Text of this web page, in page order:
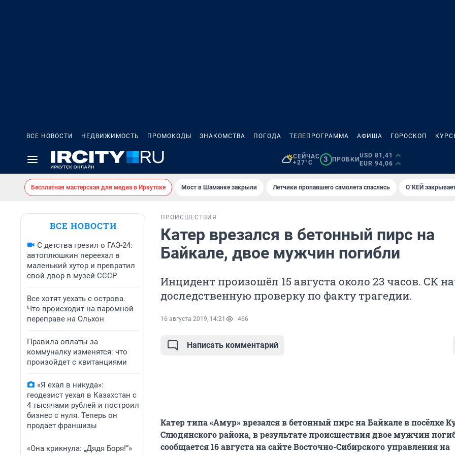
ВСЕ НОВОСТИ НЕДВИЖИМОСТЬ ПРОМОКОДЫ ЗНАКОМСТВА ПОГОДА ТЕЛЕПРОГРАММА АФИША ГОРОСКОП
СЕЙЧАС
+27°C
3 ПРОБКИ
USD 81,41
EUR 94,06
Бесплатная мастерская для медиа в Иркутске Мост в Шаманке закрыли Летчики пропавшего самолета спаслись О`КЕЙ
ВСЕ НОВОСТИ
С детства грезил о ГАЗ-24:
автоплюшкин переехал в
маленький хутор и превратил
свой двор в музей СССР
Все хотят уехать с острова.
Что происходит на паромной
переправе на Ольхон
Правила оплаты за
коммуналку изменятся: что
произойдет с квитанциями
«Я ехал в никуда»:
геодезист уехал в Казахстан с
4 тысячами рублей и построил
бизнес с нуля. Теперь он
продает франшизы
«Она крикнула: „Дядя Боря!“»
ПРОИСШЕСТВИЯ
Катер врезался в бетонный пирс на
Байкале, двое мужчин погибли
Инцидент произошёл 15 августа около 23 часов. СК
доследственную проверку по факту трагедии.
16 августа 2019, 14:21 466
Написать комментарий
Катер типа «Амур» врезался в бетонный пирс на Байкале в посёлке
Слюдянского района, в результате происшествия двое мужчин
сообщается 16 августа на сайте Восточно-Сибирского управления на